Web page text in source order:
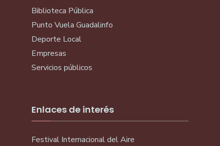
Biblioteca Pública
Punto Vuela Guadalinfo
Deporte Local
Empresas
Servicios públicos
Enlaces de interés
Festival Internacional del Aire